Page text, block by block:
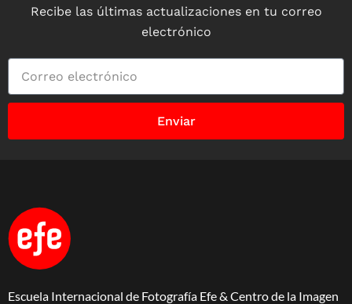
Recibe las últimas actualizaciones en tu correo
electrónico
Enviar
Escuela Internacional de Fotografía Efe & Centro de la Imagen